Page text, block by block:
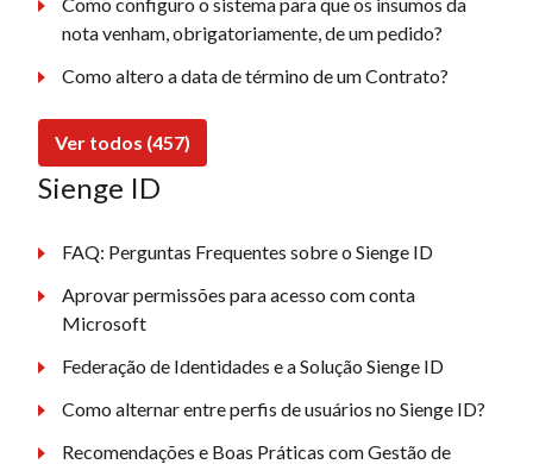
nota venham, obrigatoriamente, de um pedido?
Como altero a data de término de um Contrato?
Ver todos (457)
Sienge ID
FAQ: Perguntas Frequentes sobre o Sienge ID
Aprovar permissões para acesso com conta
Microsoft
Federação de Identidades e a Solução Sienge ID
Como alternar entre perfis de usuários no Sienge ID?
Recomendações e Boas Práticas com Gestão de